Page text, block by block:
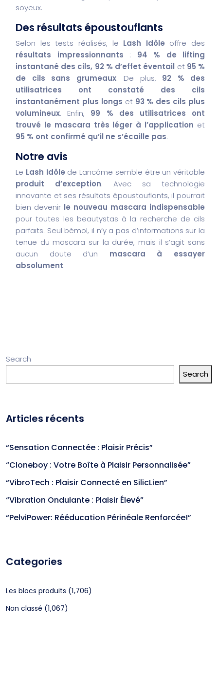
soyeux.
Des résultats époustouflants
Selon les tests réalisés, le Lash Idôle offre des
résultats impressionnants : 94 % de lifting
instantané des cils, 92 % d’effet éventail et 95 %
de cils sans grumeaux. De plus, 92 % des
utilisatrices ont constaté des cils
instantanément plus longs et 93 % des cils plus
volumineux. Enfin, 99 % des utilisatrices ont
trouvé le mascara très léger à l’application et
95 % ont confirmé qu’il ne s’écaille pas.
Notre avis
Le Lash Idôle de Lancôme semble être un véritable
produit d’exception. Avec sa technologie
innovante et ses résultats époustouflants, il pourrait
bien devenir le nouveau mascara indispensable
pour toutes les beautystas à la recherche de cils
parfaits. Seul bémol, il n’y a pas d’informations sur la
tenue du mascara sur la durée, mais il s’agit sans
aucun doute d’un mascara à essayer
absolument.
Search
Search
Articles récents
“Sensation Connectée : Plaisir Précis”
“Cloneboy : Votre Boîte à Plaisir Personnalisée”
“VibroTech : Plaisir Connecté en SilicLien”
“Vibration Ondulante : Plaisir Élevé”
“PelviPower: Rééducation Périnéale Renforcée!”
Categories
Les blocs produits (1,706)
Non classé (1,067)